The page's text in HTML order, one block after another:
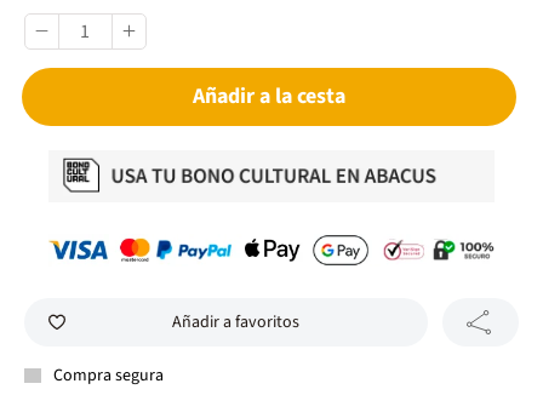
Añadir a la cesta
Añadir a favoritos
Compra segura